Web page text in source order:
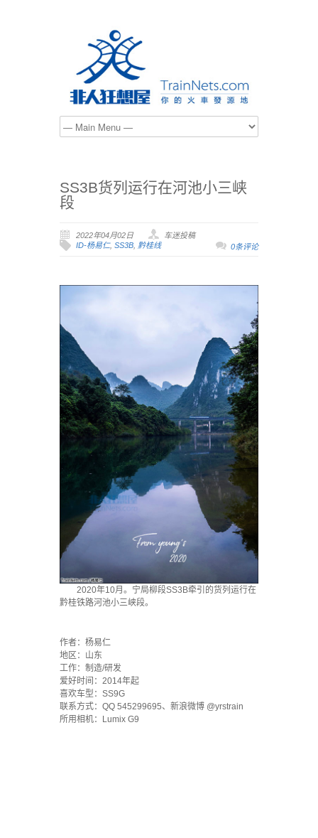
SS3B货列运行在河池小三峡
段
2022年04月02日
车迷投稿
ID-杨易仁, SS3B, 黔桂线 0条评论
2020年10月。宁局柳段SS3B牵引的货列运行在
黔桂铁路河池小三峡段。
作者：杨易仁
地区：山东
工作：制造/研发
爱好时间：2014年起
喜欢车型：SS9G
联系方式：QQ 545299695、新浪微博 @yrstrain
所用相机：Lumix G9